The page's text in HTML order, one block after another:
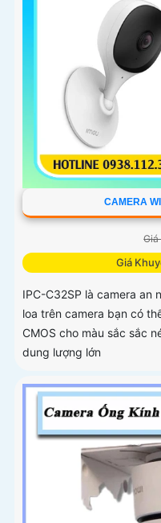
CAMERA
Giá
Giá
IPC-C32SP là camera an
loa trên camera bạn có
CMOS cho màu sắc sắc
dung lượng lớn